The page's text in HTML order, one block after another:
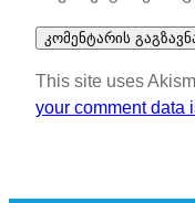
This site uses
your comment data